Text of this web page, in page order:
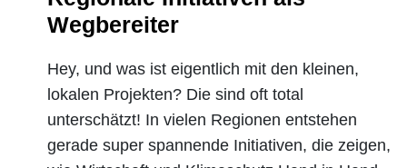
Wegbereiter
Hey, und was ist eigentlich mit den kleinen,
lokalen Projekten? Die sind oft total
unterschätzt! In vielen Regionen entstehen
gerade super spannende Initiativen, die zeigen,